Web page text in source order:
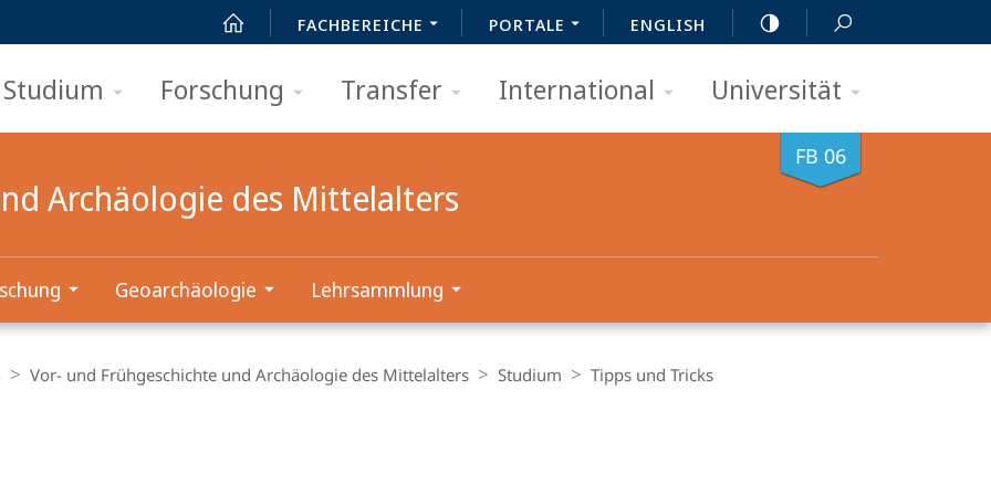
FACHBEREICHE PORTALE ENGLISH
Studium Forschung Transfer International Universität
FB 06
Archäologie des Mittelalters
Geoarchäologie Lehrsammlung
Vor- und Frühgeschichte und Archäologie des Mittelalters Studium
Tipps und Tricks